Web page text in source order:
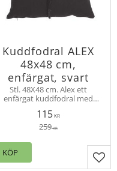
favoriter
Kuddfodral ALEX
48x48 cm,
enfärgat, svart
Stl. 48X48 cm. Alex ett
enfärgat kuddfodral med
som bildar ett rutmönster.
Finns i flera färger, här i svart.
115KR
259KR
KÖP